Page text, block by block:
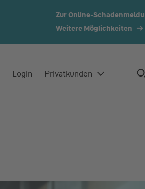
Zur Online-
Weitere Möglichkeiten
Login Privatkunden